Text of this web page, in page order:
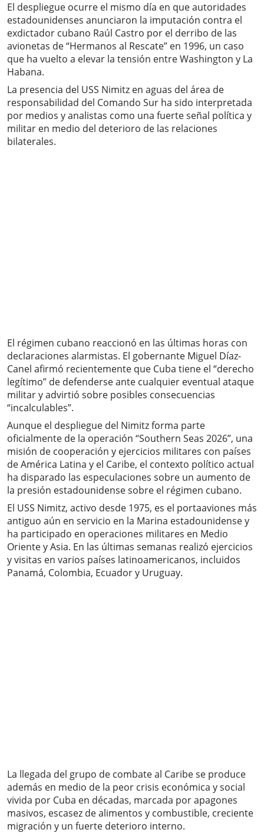
El despliegue ocurre el mismo día en que autoridades
estadounidenses anunciaron la imputación contra el
exdictador cubano Raúl Castro por el derribo de las
avionetas de “Hermanos al Rescate” en 1996, un caso
que ha vuelto a elevar la tensión entre Washington y La
Habana.
La presencia del USS Nimitz en aguas del área de
responsabilidad del Comando Sur ha sido interpretada
por medios y analistas como una fuerte señal política y
militar en medio del deterioro de las relaciones
bilaterales.
El régimen cubano reaccionó en las últimas horas con
declaraciones alarmistas. El gobernante Miguel Díaz-
Canel afirmó recientemente que Cuba tiene el “derecho
legítimo” de defenderse ante cualquier eventual ataque
militar y advirtió sobre posibles consecuencias
“incalculables”.
Aunque el despliegue del Nimitz forma parte
oficialmente de la operación “Southern Seas 2026”, una
misión de cooperación y ejercicios militares con países
de América Latina y el Caribe, el contexto político actual
ha disparado las especulaciones sobre un aumento de
la presión estadounidense sobre el régimen cubano.
El USS Nimitz, activo desde 1975, es el portaaviones más
antiguo aún en servicio en la Marina estadounidense y
ha participado en operaciones militares en Medio
Oriente y Asia. En las últimas semanas realizó ejercicios
y visitas en varios países latinoamericanos, incluidos
Panamá, Colombia, Ecuador y Uruguay.
La llegada del grupo de combate al Caribe se produce
además en medio de la peor crisis económica y social
vivida por Cuba en décadas, marcada por apagones
masivos, escasez de alimentos y combustible, creciente
migración y un fuerte deterioro interno.